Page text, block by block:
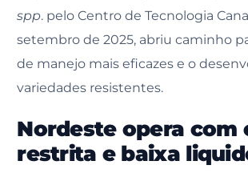
spp. pelo Centro de Tecnologia
setembro de 2025, abriu caminho
de manejo mais eficazes e o
variedades resistentes.
Nordeste opera com
restrita e baixa